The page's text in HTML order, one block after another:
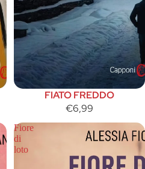
FIATO FREDDO
€6,99
Fiore
di
loto